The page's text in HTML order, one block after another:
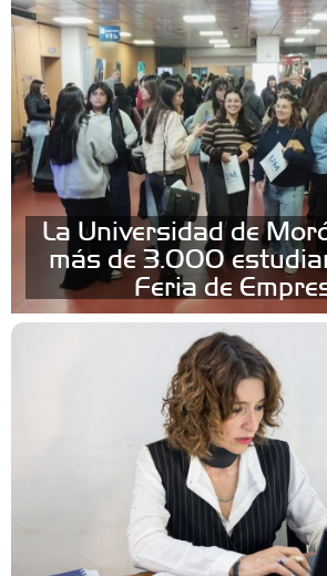
La Universidad de
más de 3.000
Feria de